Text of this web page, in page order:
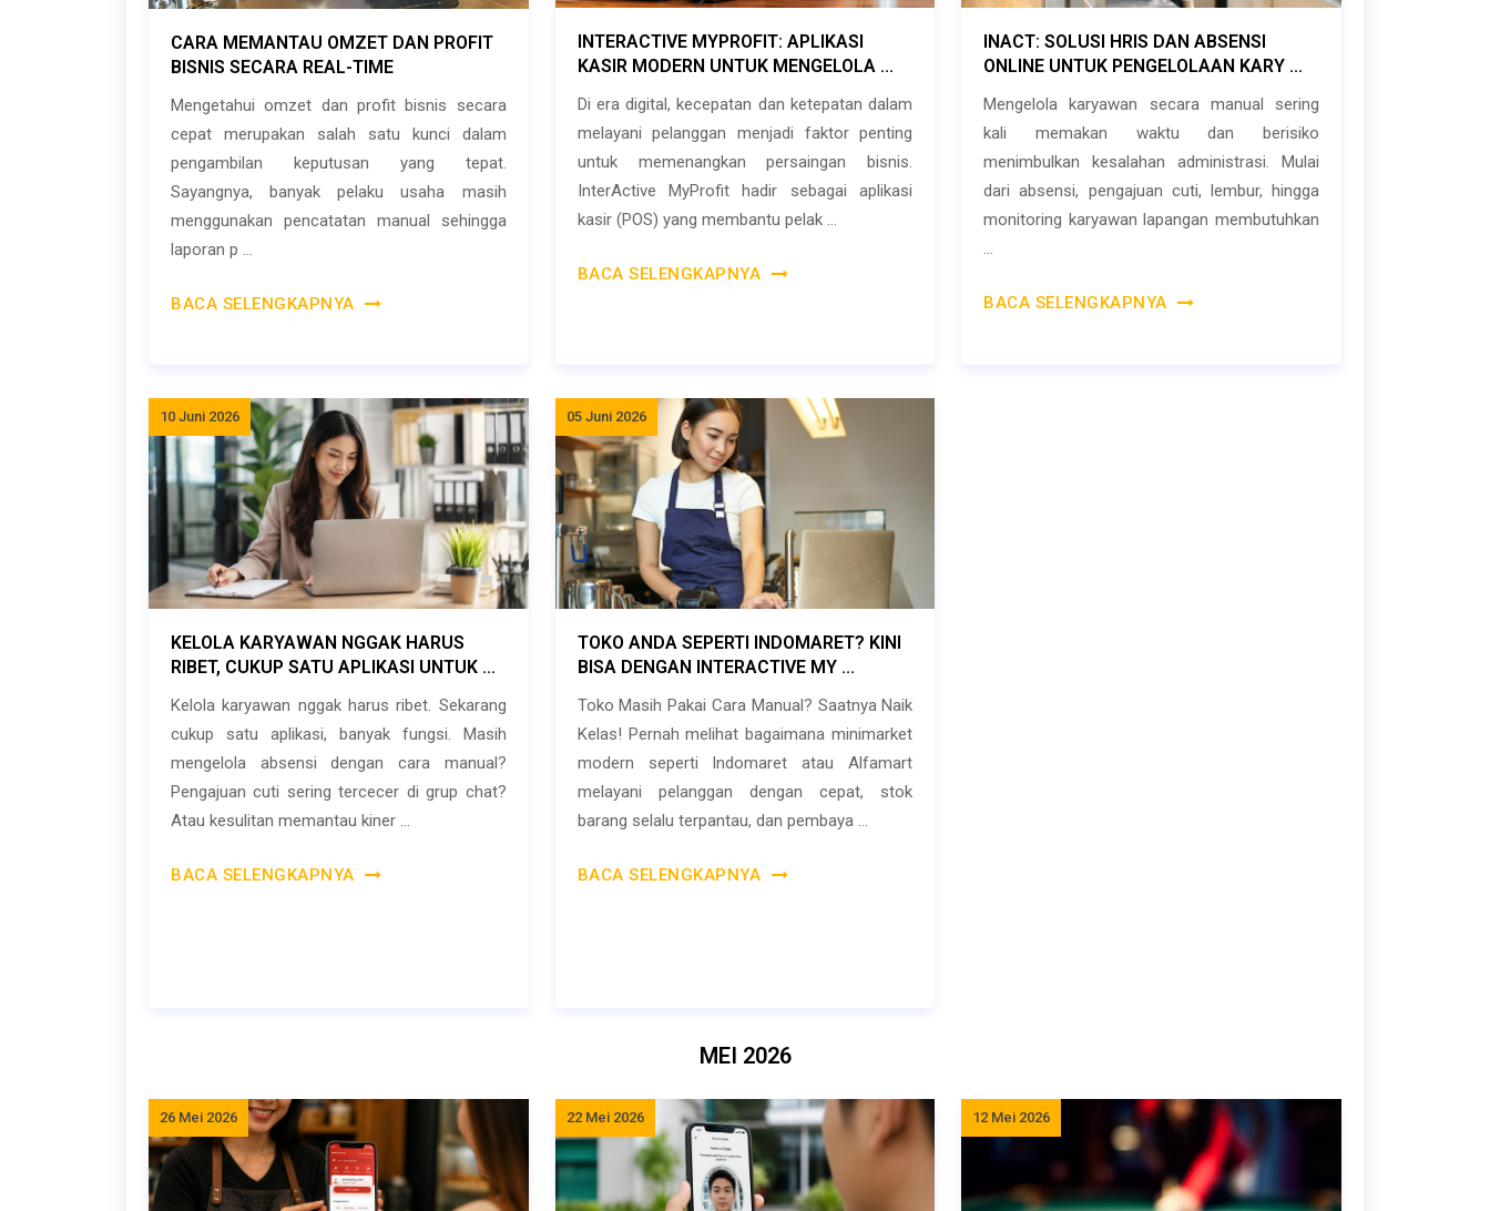
CARA MEMANTAU OMZET DAN PROFIT
BISNIS SECARA REAL-TIME
Mengetahui omzet dan profit bisnis secara
cepat merupakan salah satu kunci dalam
pengambilan keputusan yang tepat.
Sayangnya, banyak pelaku usaha masih
menggunakan pencatatan manual sehingga
laporan p ...
BACA SELENGKAPNYA
INTERACTIVE MYPROFIT: APLIKASI
KASIR MODERN UNTUK MENGELOLA ...
Di era digital, kecepatan dan ketepatan dalam
melayani pelanggan menjadi faktor penting
untuk memenangkan persaingan bisnis.
InterActive MyProfit hadir sebagai aplikasi
kasir (POS) yang membantu pelak ...
BACA SELENGKAPNYA
INACT: SOLUSI HRIS DAN ABSENSI
ONLINE UNTUK PENGELOLAAN KARY ...
Mengelola karyawan secara manual sering
kali memakan waktu dan berisiko
menimbulkan kesalahan administrasi. Mulai
dari absensi, pengajuan cuti, lembur, hingga
monitoring karyawan lapangan membutuhkan
...
BACA SELENGKAPNYA
10 Juni 2026
KELOLA KARYAWAN NGGAK HARUS
RIBET, CUKUP SATU APLIKASI UNTUK ...
Kelola karyawan nggak harus ribet. Sekarang
cukup satu aplikasi, banyak fungsi. Masih
mengelola absensi dengan cara manual?
Pengajuan cuti sering tercecer di grup chat?
Atau kesulitan memantau kiner ...
BACA SELENGKAPNYA
05 Juni 2026
TOKO ANDA SEPERTI INDOMARET? KINI
BISA DENGAN INTERACTIVE MY ...
Toko Masih Pakai Cara Manual? Saatnya Naik
Kelas! Pernah melihat bagaimana minimarket
modern seperti Indomaret atau Alfamart
melayani pelanggan dengan cepat, stok
barang selalu terpantau, dan pembaya ...
BACA SELENGKAPNYA
MEI 2026
26 Mei 2026 22 Mei 2026 12 Mei 2026